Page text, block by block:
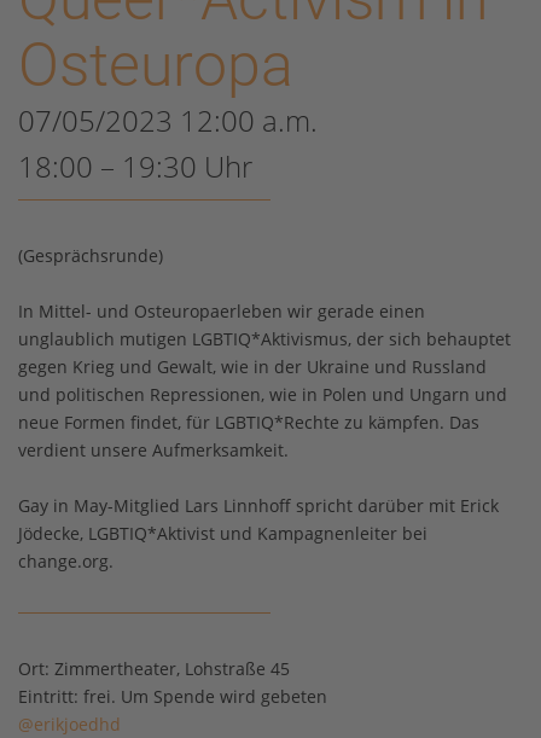
Osteuropa
07/05/2023 12:00 a.m.
18:00 – 19:30 Uhr
(Gesprächsrunde)
In Mittel- und Osteuropaerleben wir gerade einen
unglaublich mutigen LGBTIQ*Aktivismus, der sich behauptet
gegen Krieg und Gewalt, wie in der Ukraine und Russland
und politischen Repressionen, wie in Polen und Ungarn und
neue Formen findet, für LGBTIQ*Rechte zu kämpfen. Das
verdient unsere Aufmerksamkeit.
Gay in May-Mitglied Lars Linnhoff spricht darüber mit Erick
Jödecke, LGBTIQ*Aktivist und Kampagnenleiter bei
change.org.
Ort: Zimmertheater, Lohstraße 45
Eintritt: frei. Um Spende wird gebeten
@erikjoedhd